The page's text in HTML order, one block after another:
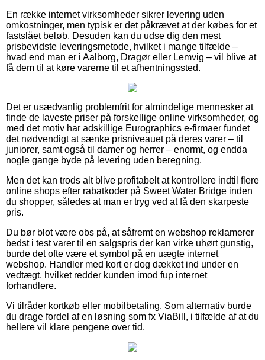
En række internet virksomheder sikrer levering uden
omkostninger, men typisk er det påkrævet at der købes for et
fastslået beløb. Desuden kan du udse dig den mest
prisbevidste leveringsmetode, hvilket i mange tilfælde –
hvad end man er i Aalborg, Dragør eller Lemvig – vil blive at
få dem til at køre varerne til et afhentningssted.
Det er usædvanlig problemfrit for almindelige mennesker at
finde de laveste priser på forskellige online virksomheder, og
med det motiv har adskillige Eurographics e-firmaer fundet
det nødvendigt at sænke prisniveauet på deres varer – til
juniorer, samt også til damer og herrer – enormt, og endda
nogle gange byde på levering uden beregning.
Men det kan trods alt blive profitabelt at kontrollere indtil flere
online shops efter rabatkoder på Sweet Water Bridge inden
du shopper, således at man er tryg ved at få den skarpeste
pris.
Du bør blot være obs på, at såfremt en webshop reklamerer
bedst i test varer til en salgspris der kan virke uhørt gunstig,
burde det ofte være et symbol på en uægte internet
webshop. Handler med kort er dog dækket ind under en
vedtægt, hvilket redder kunden imod fup internet
forhandlere.
Vi tilråder kortkøb eller mobilbetaling. Som alternativ burde
du drage fordel af en løsning som fx ViaBill, i tilfælde af at du
hellere vil klare pengene over tid.